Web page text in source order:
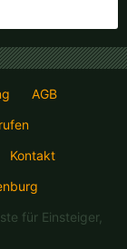
AGB
Kontakt
für Einsteiger,